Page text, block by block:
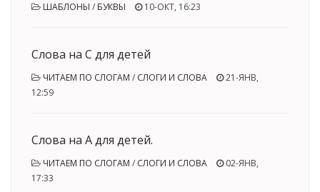
ШАБЛОНЫ / БУКВЫ 10-ОКТ, 16:23
Слова на С для детей
ЧИТАЕМ ПО СЛОГАМ / СЛОГИ И СЛОВА
21-ЯНВ,
12:59
Слова на А для детей.
ЧИТАЕМ ПО СЛОГАМ / СЛОГИ И СЛОВА
02-ЯНВ,
17:33